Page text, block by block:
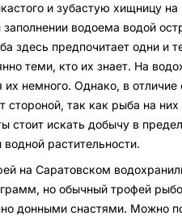
и зубастую хищницу
водоема водой
здесь предпочитает одни и
теми, кто их знает. На
немного. Однако, в отличие
стороной, так как рыба на них
стоит искать добычу в
растительности.
на Саратовском
но обычный трофей
донными снастями. Можно